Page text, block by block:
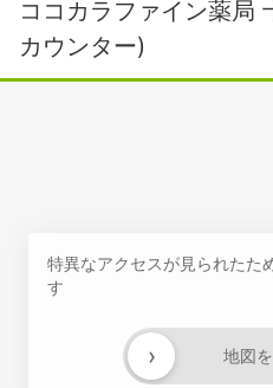
ココカラファイン薬局
カウンター)
特異なアクセスが見られたた
す
地図
›